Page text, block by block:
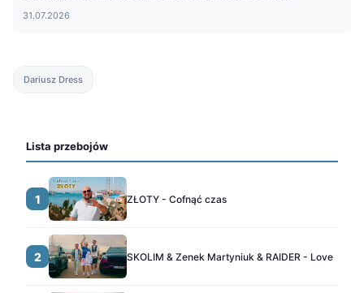
31.07.2026
Dariusz Dress
Lista przebojów
1 ZŁOTY - Cofnąć czas
2 SKOLIM & Zenek Martyniuk & RAIDER - Love